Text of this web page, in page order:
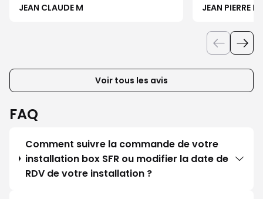
JEAN CLAUDE M JEAN PIERRE L
Voir tous les avis
FAQ
Comment suivre la commande de votre
installation box SFR ou modifier la date de
RDV de votre installation ?